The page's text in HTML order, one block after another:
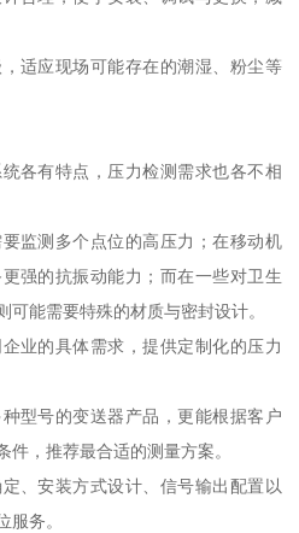
适应现场可能存在的潮湿、粉尘等
各有特点，压力检测需求也各不相
监测多个点位的高压力；在移动机
强的抗振动能力；而在一些对卫生
能需要特殊的材质与密封设计。
业的具体需求，提供定制化的压力
型号的变送器产品，更能根据客户
，推荐最合适的测量方案。
、安装方式设计、信号输出配置以
服务。